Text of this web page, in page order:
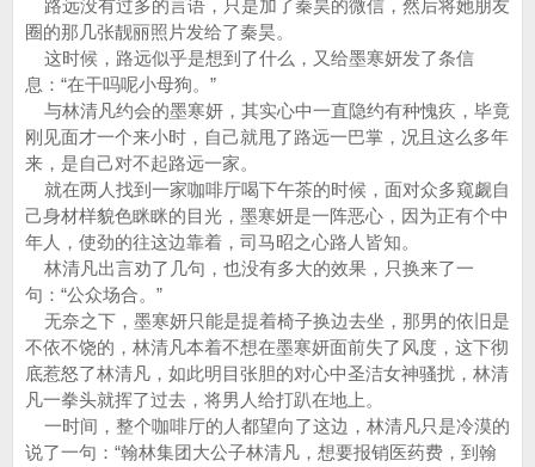
路远没有过多的言语，只是加了秦昊的微信，然后将她朋友
圈的那几张靓丽照片发给了秦昊。
这时候，路远似乎是想到了什么，又给墨寒妍发了条信
息：“在干吗呢小母狗。”
与林清凡约会的墨寒妍，其实心中一直隐约有种愧疚，毕竟
刚见面才一个来小时，自己就甩了路远一巴掌，况且这么多年
来，是自己对不起路远一家。
就在两人找到一家咖啡厅喝下午茶的时候，面对众多窥觑自
己身材样貌色眯眯的目光，墨寒妍是一阵恶心，因为正有个中
年人，使劲的往这边靠着，司马昭之心路人皆知。
林清凡出言劝了几句，也没有多大的效果，只换来了一
句：“公众场合。”
无奈之下，墨寒妍只能是提着椅子换边去坐，那男的依旧是
不依不饶的，林清凡本着不想在墨寒妍面前失了风度，这下彻
底惹怒了林清凡，如此明目张胆的对心中圣洁女神骚扰，林清
凡一拳头就挥了过去，将男人给打趴在地上。
一时间，整个咖啡厅的人都望向了这边，林清凡只是冷漠的
说了一句：“翰林集团大公子林清凡，想要报销医药费，到翰